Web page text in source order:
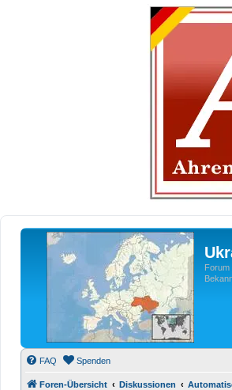
Forum
FAQ Spenden
Foren-Übersicht Diskussionen